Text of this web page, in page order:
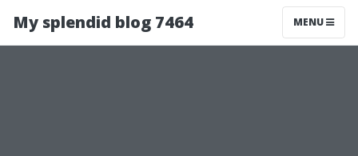
My splendid blog 7464 MENU